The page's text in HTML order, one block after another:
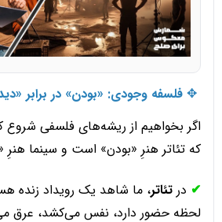
✥ فلسفه وجودی: «بودن» در برابر
اگر بخواهیم از ریشه‌های فلسفی شروع
که تئاتر هنرِ «بودن» است و سینما هنرِ
✔ در تئاتر، ما شاهد یک رویداد زنده
لحظه حضور دارد، نفس می‌کشد، عرق